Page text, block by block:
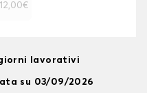
+ 12,00€
lavorativi
su 03/09/2026